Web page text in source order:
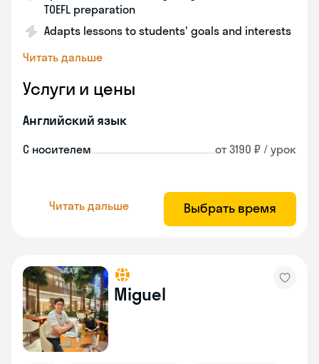
TOEFL preparation
Adapts lessons to students' goals and interests
Читать дальше
Услуги и цены
Английский язык
С носителем от 3190 ₽ / урок
Читать дальше Выбрать время
Miguel